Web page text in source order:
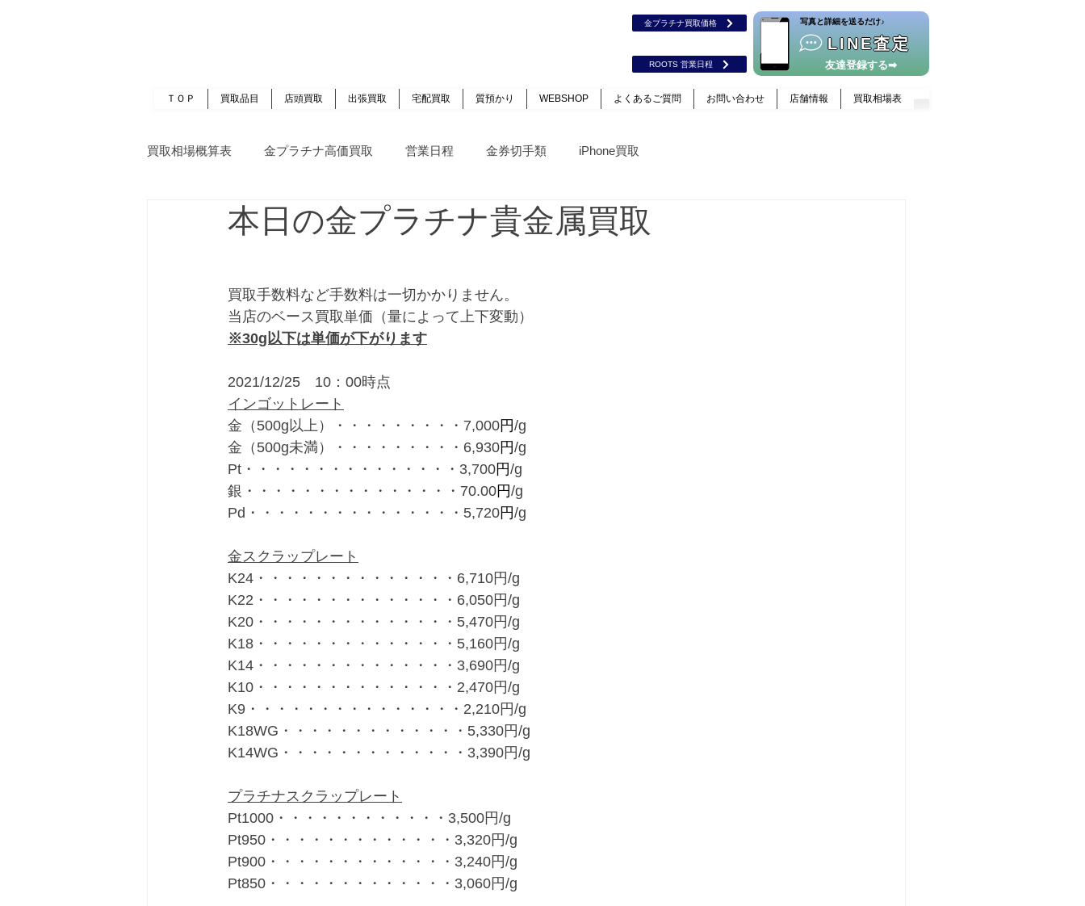
金プラチナ買取価格
ROOTS 営業日程
LINE査定
​写真と詳細を送るだけ♪
友達登録する➡
ＴＯＰ 買取品目 店頭買取 出張買取 宅配買取 質預かり WEBSHOP よくあるご質問 お問い合わせ 店舗情報 買取相場表
買取相場概算表 金プラチナ高価買取 営業日程 金券切手類 iPhone買取
本日の金プラチナ貴金属買取
買取手数料など手数料は一切かかりません。
当店のベース買取単価（量によって上下変動）
※30g以下は単価が下がります
2021/12/25　10：00時点
インゴットレート
金（500g以上）・・・・・・・・・7,000円/g
金（500g未満）・・・・・・・・・6,930円/g
Pt・・・・・・・・・・・・・・・3,700円/g
銀・・・・・・・・・・・・・・・70.00円/g
Pd・・・・・・・・・・・・・・・5,720円/g
金スクラップレート
K24・・・・・・・・・・・・・・6,710円/g
K22・・・・・・・・・・・・・・6,050円/g
K20・・・・・・・・・・・・・・5,470円/g
K18・・・・・・・・・・・・・・5,160円/g
K14・・・・・・・・・・・・・・3,690円/g
K10・・・・・・・・・・・・・・2,470円/g
K9・・・・・・・・・・・・・・・2,210円/g
K18WG・・・・・・・・・・・・・5,330円/g
K14WG・・・・・・・・・・・・・3,390円/g
プラチナスクラップレート
Pt1000・・・・・・・・・・・・3,500円/g
Pt950・・・・・・・・・・・・・3,320円/g
Pt900・・・・・・・・・・・・・3,240円/g
Pt850・・・・・・・・・・・・・3,060円/g